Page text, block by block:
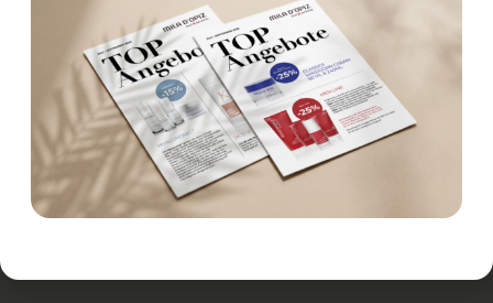
Royal Black Pearl®
Majesty Cream
Royal Black Pearl®
Divine Serum